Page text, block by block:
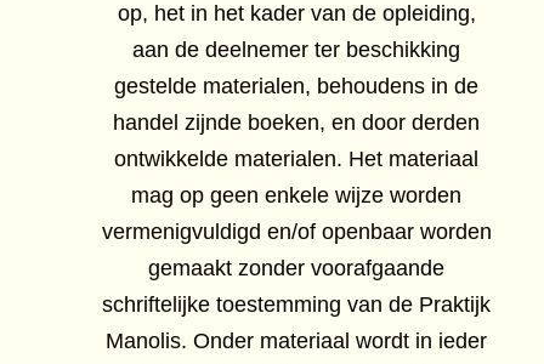
op, het in het kader van de opleiding,
aan de deelnemer ter beschikking
gestelde materialen, behoudens in de
handel zijnde boeken, en door derden
ontwikkelde materialen. Het materiaal
mag op geen enkele wijze worden
vermenigvuldigd en/of openbaar worden
gemaakt zonder voorafgaande
schriftelijke toestemming van de Praktijk
Manolis. Onder materiaal wordt in ieder